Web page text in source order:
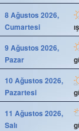
8 Ağustos 2026,
Cumartesi
9 Ağustos 2026,
Pazar
10 Ağustos 2026,
Pazartesi
11 Ağustos 2026,
Salı